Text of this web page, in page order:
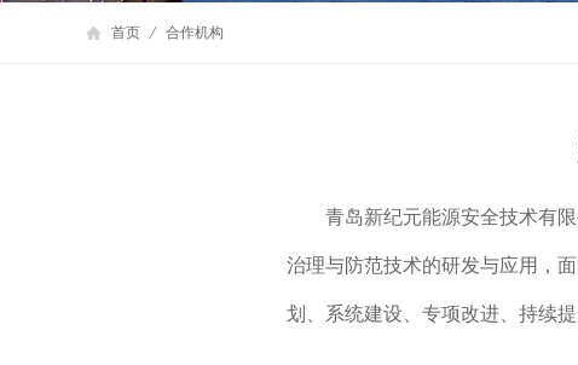
首页 合作机构
青岛新纪元能源安全技术有
治理与防范技术的研发与应用，
划、系统建设、专项改进、持续